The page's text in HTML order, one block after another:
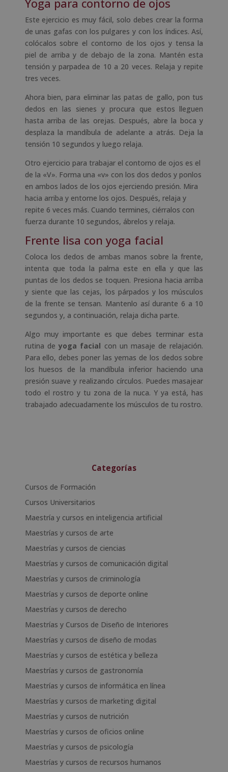
Yoga para contorno de ojos
Este ejercicio es muy fácil, solo debes crear la forma
de unas gafas con los pulgares y con los índices. Así,
colócalos sobre el contorno de los ojos y tensa la
piel de arriba y de debajo de la zona. Mantén esta
tensión y parpadea de 10 a 20 veces. Relaja y repite
tres veces.
Ahora bien, para eliminar las patas de gallo, pon tus
dedos en las sienes y procura que estos lleguen
hasta arriba de las orejas. Después, abre la boca y
desplaza la mandíbula de adelante a atrás. Deja la
tensión 10 segundos y luego relaja.
Otro ejercicio para trabajar el contorno de ojos es el
de la «V». Forma una «v» con los dos dedos y ponlos
en ambos lados de los ojos ejerciendo presión. Mira
hacia arriba y entorne los ojos. Después, relaja y
repite 6 veces más. Cuando termines, ciérralos con
fuerza durante 10 segundos, ábrelos y relaja.
Frente lisa con yoga facial
Coloca los dedos de ambas manos sobre la frente,
intenta que toda la palma este en ella y que las
puntas de los dedos se toquen. Presiona hacia arriba
y siente que las cejas, los párpados y los músculos
de la frente se tensan. Mantenlo así durante 6 a 10
segundos y, a continuación, relaja dicha parte.
Algo muy importante es que debes terminar esta
rutina deyoga facial con un masaje de relajación.
Para ello, debes poner las yemas de los dedos sobre
los huesos de la mandíbula inferior haciendo una
presión suave y realizando círculos. Puedes masajear
todo el rostro y tu zona de la nuca. Y ya está, has
trabajado adecuadamente los músculos de tu rostro.
Categorías
Cursos de Formación
Cursos Universitarios
Maestría y cursos en inteligencia artificial
Maestrías y cursos de arte
Maestrías y cursos de ciencias
Maestrías y cursos de comunicación digital
Maestrías y cursos de criminología
Maestrías y cursos de deporte online
Maestrías y cursos de derecho
Maestrías y Cursos de Diseño de Interiores
Maestrías y cursos de diseño de modas
Maestrías y cursos de estética y belleza
Maestrías y cursos de gastronomía
Maestrías y cursos de informática en línea
Maestrías y cursos de marketing digital
Maestrías y cursos de nutrición
Maestrías y cursos de oficios online
Maestrías y cursos de psicología
Maestrías y cursos de recursos humanos